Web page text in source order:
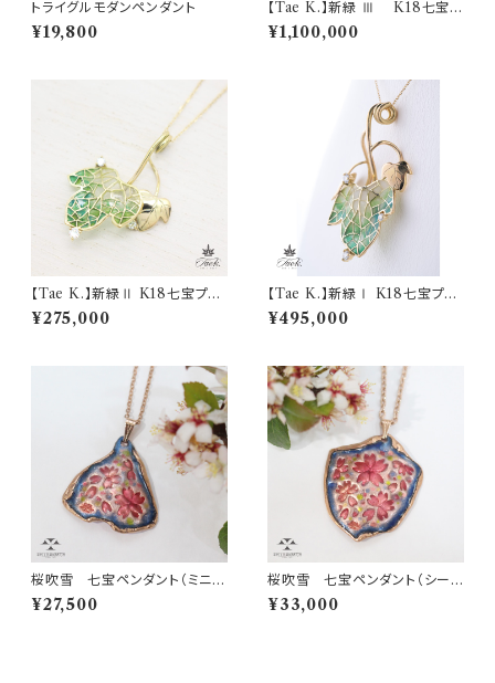
トライグルモダンペンダント
¥19,800
【Tae K.】新緑 Ⅲ K18七宝プ
リカジュールペンダント(0.365
ct)
¥1,100,000
【Tae K.】新緑Ⅱ K18七宝プリ
カジュールペンダント(0.11ct)
¥275,000
【Tae K.】新緑Ⅰ K18七宝プリ
カジュールペンダント(0.15ct)
¥495,000
桜吹雪 七宝ペンダント（ミニ三
角）
¥27,500
桜吹雪 七宝ペンダント（シール
ド形）
¥33,000